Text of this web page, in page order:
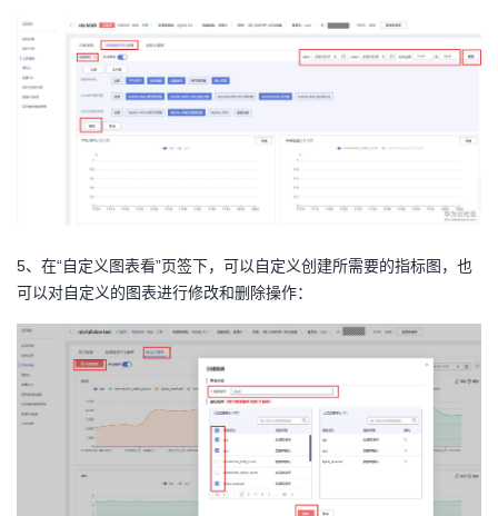
5、在“自定义图表看”页签下，可以自定义创建所需要的指标图，也
可以对自定义的图表进行修改和删除操作：